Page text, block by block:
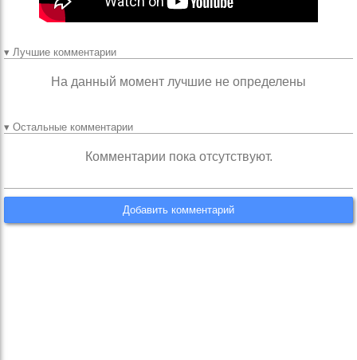
▾ Лучшие комментарии
На данный момент лучшие не определены
▾ Остальные комментарии
Комментарии пока отсутствуют.
Добавить комментарий